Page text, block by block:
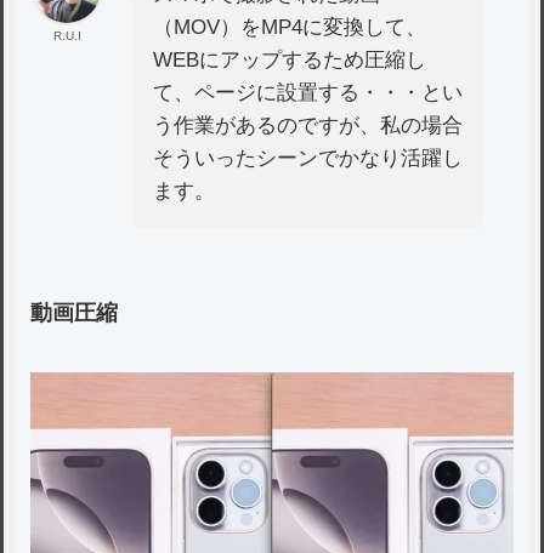
R.U.I
（MOV）をMP4に変換して、
WEBにアップするため圧縮し
て、ページに設置する・・・とい
う作業があるのですが、私の場合
そういったシーンでかなり活躍し
ます。
動画圧縮